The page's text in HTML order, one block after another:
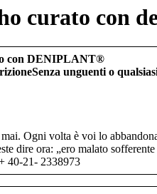
curato con
con DENIPLANT®
unguenti o
Ogni volta è voi lo
dire ora: „ero malato
40-21- 2338973